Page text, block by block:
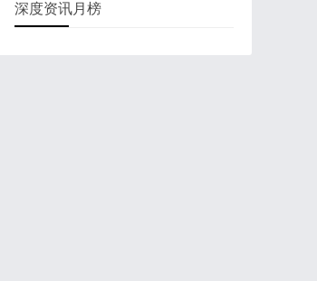
深度资讯月榜